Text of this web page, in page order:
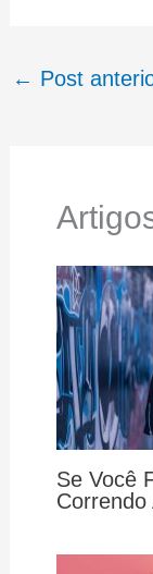
← Post
Se Você
Correndo